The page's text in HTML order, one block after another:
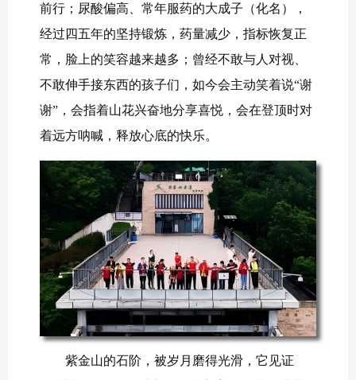
前行；尿酸偏高、常年服药的大成子（化名），
经过四五年的坚持锻炼，药量减少，指标恢复正
常，脸上的笑容越来越多；曾经不敢与人对视、
不敢伸手接东西的孩子们，如今会主动笑着说“谢
谢”，会指着山花兴奋地分享喜悦，会在登顶时对
着远方呐喊，释放心底的快乐。
紫金山的石阶，被岁月磨得光滑，它见证